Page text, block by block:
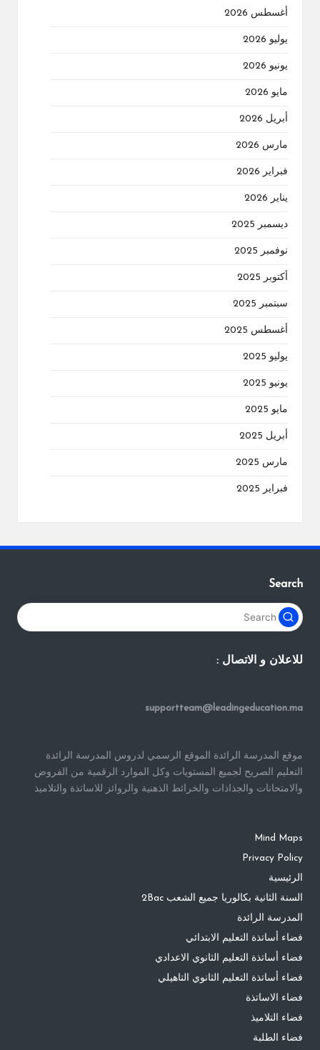
أغسطس 2026
يوليو 2026
يونيو 2026
مايو 2026
أبريل 2026
مارس 2026
فبراير 2026
يناير 2026
ديسمبر 2025
نوفمبر 2025
أكتوبر 2025
سبتمبر 2025
أغسطس 2025
يوليو 2025
يونيو 2025
مايو 2025
أبريل 2025
مارس 2025
فبراير 2025
Search
للاعلان و الاتصال :
supportteam@leadingeducation.ma
موقع المدرسة الرائدة الموقع الرسمي لدروس المدرسة الرائدة
التعليم الصريح لجميع المستويات وكل الموارد الرقمية من الفروض
والامتحانات والجذاذات والخرائط الذهنية والروائز للاساتذة والتلاميذ
Mind Maps
Privacy Policy
الرئيسية
السنة الثانية بكالوريا جميع الشعب 2Bac
المدرسة الرائدة
فضاء أساتذة التعليم الابتدائي
فضاء أساتذة التعليم الثانوي الاعدادي
فضاء أساتذة التعليم الثانوي التاهيلي
فضاء الاساتذة
فضاء التلاميذ
فضاء الطلبة